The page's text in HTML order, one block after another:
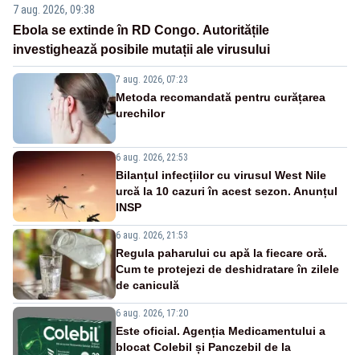
7 aug. 2026, 09:38
Ebola se extinde în RD Congo. Autoritățile
investighează posibile mutații ale virusului
7 aug. 2026, 07:23
Metoda recomandată pentru curățarea
urechilor
6 aug. 2026, 22:53
Bilanțul infecțiilor cu virusul West Nile
urcă la 10 cazuri în acest sezon. Anunțul
INSP
6 aug. 2026, 21:53
Regula paharului cu apă la fiecare oră.
Cum te protejezi de deshidratare în zilele
de caniculă
6 aug. 2026, 17:20
Este oficial. Agenția Medicamentului a
blocat Colebil și Panczebil de la